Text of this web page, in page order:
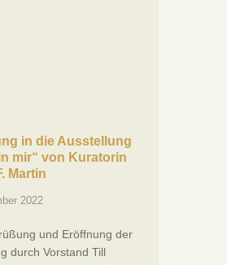
in die Ausstellung
mir“ von Kuratorin
Martin
2022
und Eröffnung der
durch Vorstand Till